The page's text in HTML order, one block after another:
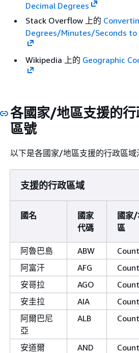
Decimal Degrees
Stack Overflow 上的
Degrees/Minutes/Seconds to
Wikipedia 上的 Geographic
各國家/地區支援的
區號
以下是各國家/地區支援的行政區域
支援的行政區域
國名
國家
代碼
國家/
區
阿魯巴島 ABW
阿富汗
AFG
安哥拉
AGO
安圭拉
AIA
阿爾巴尼
亞
ALB
安道爾 AND